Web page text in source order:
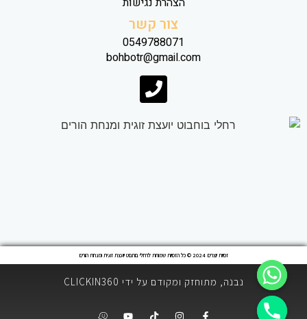
צור קשר
0549788071
bohbotr@gmail.com
זכויות יוצרים 2024 © כל הזכויות שמורות לרחלי בוחבוט יועצת זוגית ומנחת הורים
נבנה, מתוחזק ומקודם על ידי CLICKIN360